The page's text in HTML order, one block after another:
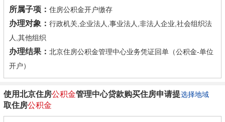
所属子项： 住房公积金开户缴存
办理对象： 行政机关,企业法人,事业法人,非法人企业,社会组织法
人,其他组织
办理结果： 北京住房公积金管理中心业务凭证回单（公积金-单位
开户）
选择地域
使用北京住房公积金管理中心贷款购买住房申请提
取住房公积金